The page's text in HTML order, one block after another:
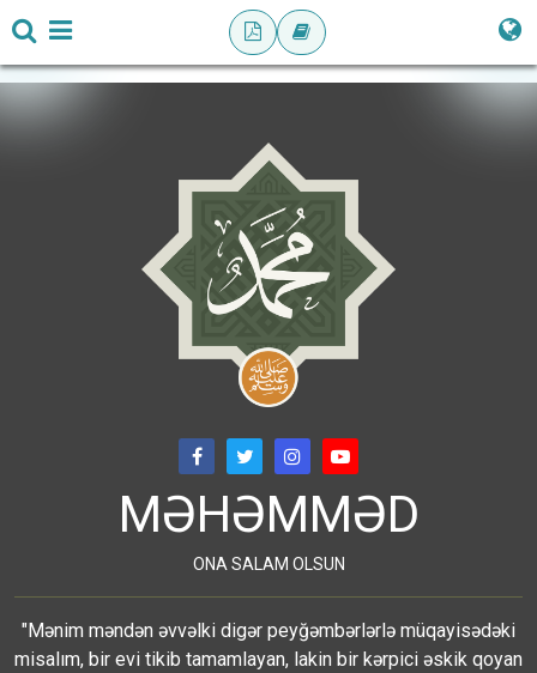
MƏHƏMMƏD
ONA SALAM OLSUN
"Mənim məndən əvvəlki digər peyğəmbərlərlə müqayisədəki
misalım, bir evi tikib tamamlayan, lakin bir kərpici əskik qoyan